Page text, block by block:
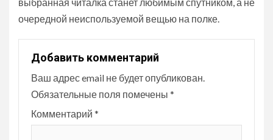
очередной неиспользуемой вещью на полке.
Добавить комментарий
Ваш адрес email не будет опубликован.
Обязательные поля помечены *
Комментарий *